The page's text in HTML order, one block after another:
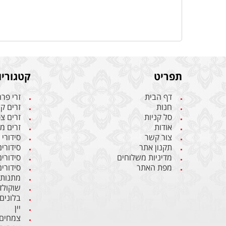
תפריט
דף הבית
חנות
סל קניות
אודות
צור קשר
תקנון אתר
מדיניות משלוחים
מפת האתר
זרי
זרים
זרים
זרים
מתנות
בלונים
יין